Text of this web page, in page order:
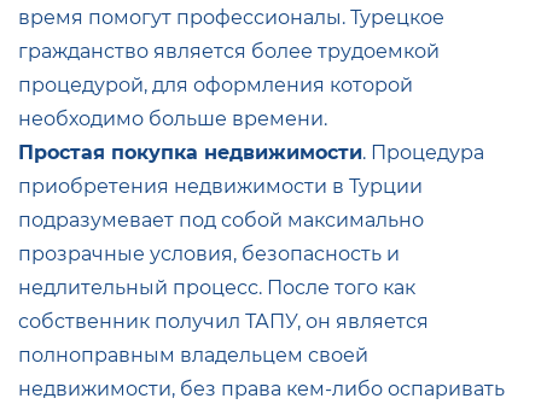
время помогут профессионалы. Турецкое
гражданство является более трудоемкой
процедурой, для оформления которой
необходимо больше времени.
Простая покупка недвижимости. Процедура
приобретения недвижимости в Турции
подразумевает под собой максимально
прозрачные условия, безопасность и
недлительный процесс. После того как
собственник получил ТАПУ, он является
полноправным владельцем своей
недвижимости, без права кем-либо оспаривать